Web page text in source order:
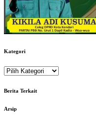
Kategori
Kategori
Berita Terkait
Arsip